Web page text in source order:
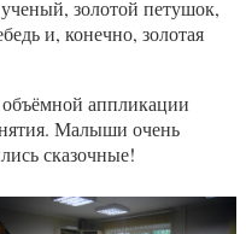
золотой петушок,
и, конечно, золотая
аппликации
Малыши очень
сказочные!